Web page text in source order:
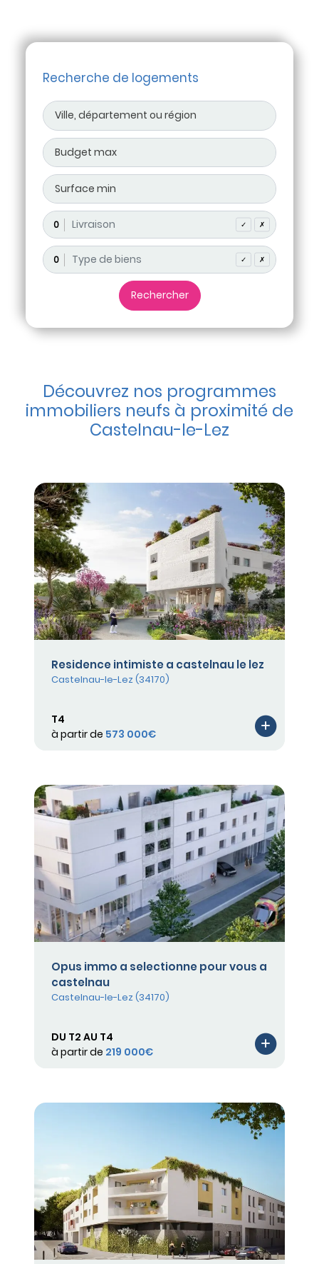
Recherche de logements
0 ✓ ✗
0 ✓ ✗
Découvrez nos programmes
immobiliers neufs à proximité de
Castelnau-le-Lez
Residence intimiste a castelnau le lez
Castelnau-le-Lez (34170)
T4
à partir de 573 000€
Opus immo a selectionne pour vous a
castelnau
Castelnau-le-Lez (34170)
DU T2 AU T4
à partir de 219 000€